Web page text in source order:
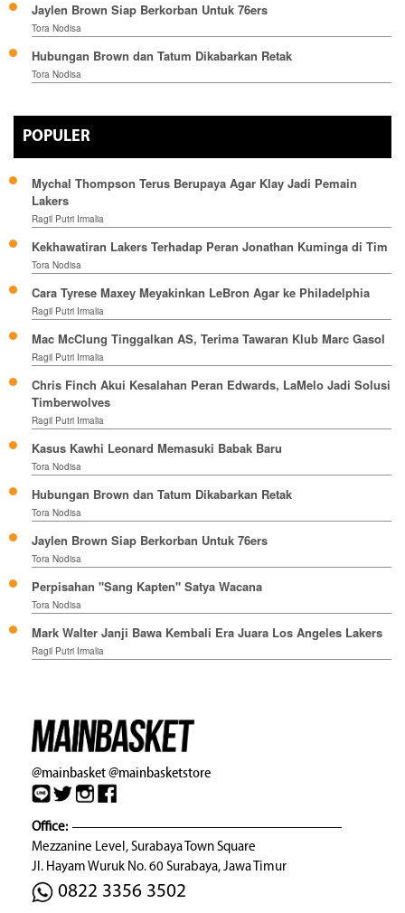
Jaylen Brown Siap Berkorban Untuk 76ers
Tora Nodisa
Hubungan Brown dan Tatum Dikabarkan Retak
Tora Nodisa
POPULER
Mychal Thompson Terus Berupaya Agar Klay Jadi Pemain
Lakers
Ragil Putri Irmalia
Kekhawatiran Lakers Terhadap Peran Jonathan Kuminga di Tim
Tora Nodisa
Cara Tyrese Maxey Meyakinkan LeBron Agar ke Philadelphia
Ragil Putri Irmalia
Mac McClung Tinggalkan AS, Terima Tawaran Klub Marc Gasol
Ragil Putri Irmalia
Chris Finch Akui Kesalahan Peran Edwards, LaMelo Jadi Solusi
Timberwolves
Ragil Putri Irmalia
Kasus Kawhi Leonard Memasuki Babak Baru
Tora Nodisa
Hubungan Brown dan Tatum Dikabarkan Retak
Tora Nodisa
Jaylen Brown Siap Berkorban Untuk 76ers
Tora Nodisa
Perpisahan "Sang Kapten" Satya Wacana
Tora Nodisa
Mark Walter Janji Bawa Kembali Era Juara Los Angeles Lakers
Ragil Putri Irmalia
@mainbasket@mainbasketstore
Office:
Mezzanine Level, Surabaya Town Square
Jl. Hayam Wuruk No. 60 Surabaya, Jawa Timur
0822 3356 3502